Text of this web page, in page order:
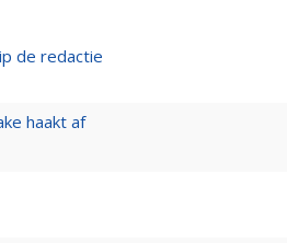
de redactie
haakt af